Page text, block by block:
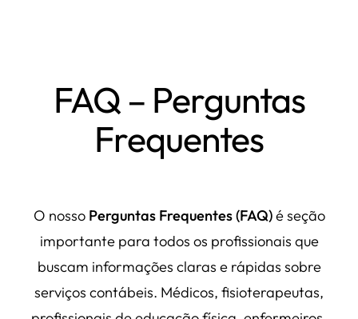
FAQ – Perguntas
Frequentes
O nosso Perguntas Frequentes (FAQ)é seção
importante para todos os profissionais que
buscam informações claras e rápidas sobre
serviços contábeis. Médicos, fisioterapeutas,